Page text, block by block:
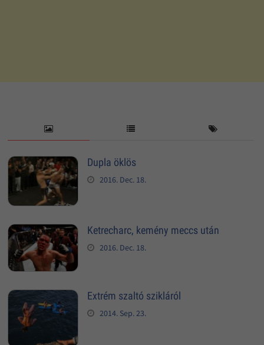
Dupla öklös
2016. Dec. 18.
Ketrecharc, kemény meccs után
2016. Dec. 18.
Extrém szaltó szikláról
2014. Sep. 23.